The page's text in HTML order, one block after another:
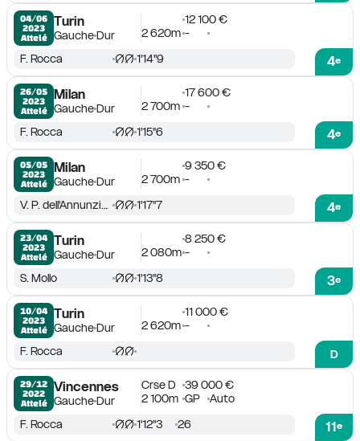
04/06
2023
Attelé
Turin
GaucheDur
12 100 €
2 620m -
4e
F. Rocca 1'14''9
26/05
2023
Attelé
Milan
GaucheDur
17 600 €
2 700m -
4e
F. Rocca 1'15''6
05/05
2023
Attelé
Milan
GaucheDur
9 350 €
2 700m -
4e
V. P. dell'Annunziata Jr 1'17''7
23/04
2023
Attelé
Turin
GaucheDur
8 250 €
2 080m -
3e
S. Mollo 1'13''8
10/04
2023
Attelé
Turin
GaucheDur
11 000 €
2 620m -
D
F. Rocca
29/12
2022
Attelé
Vincennes
GaucheDur
Crse D
39 000 €
2 100m GP Auto
11e
F. Rocca 1'12''3 26